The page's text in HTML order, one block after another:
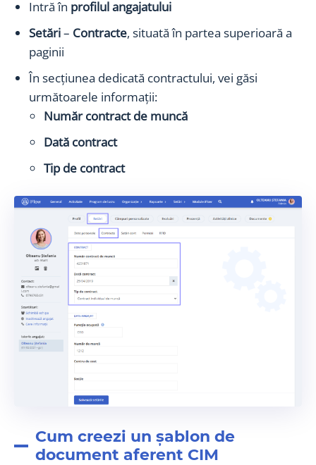
Intră în profilul angajatului
Setări– Contracte, situată în partea superioară a
paginii
În secțiunea dedicată contractului, vei găsi
următoarele informații:
Număr contract de muncă
Dată contract
Tip de contract
Cum creezi un șablon de
document aferent CIM